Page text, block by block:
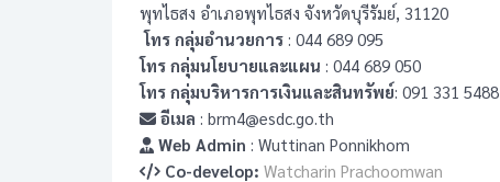
พุทไธสง อำเภอพุทไธสง จังหวัดบุรีรัมย์, 31120
โทร กลุ่มอำนวยการ : 044 689 095
โทร กลุ่มนโยบายและแผน : 044 689 050
โทร กลุ่มบริหารการเงินและสินทรัพย์: 091 331 5488
อีเมล : brm4@esdc.go.th
Web Admin : Wuttinan Ponnikhom
Co-develop: Watcharin Prachoomwan